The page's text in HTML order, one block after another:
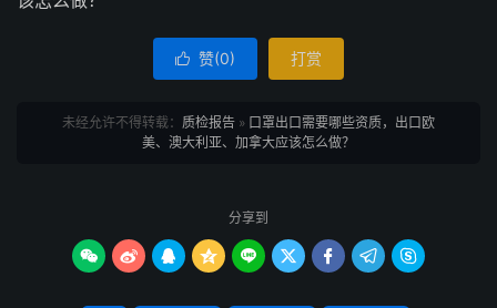
 赞(0) 打赏
未经允许不得转载： 质检报告 » 口罩出口需要哪些资质，出口欧
美、澳大利亚、加拿大应该怎么做？
分享到
        